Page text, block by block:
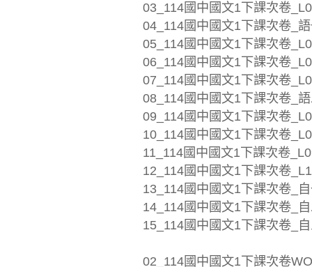
03_114國中國文1下課次卷
04_114國中國文1下課次卷_
05_114國中國文1下課次卷
06_114國中國文1下課次卷
07_114國中國文1下課次卷
08_114國中國文1下課次卷_
09_114國中國文1下課次卷
10_114國中國文1下課次卷
11_114國中國文1下課次卷
12_114國中國文1下課次卷
13_114國中國文1下課次卷_
14_114國中國文1下課次卷_
15_114國中國文1下課次卷_
02_114國中國文1下課次卷